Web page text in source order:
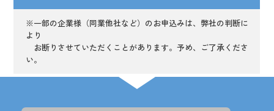
※一部の企業様（同業他社など）のお申込みは、弊社の判断に
より
お断りさせていただくことがあります。予め、ご了承くださ
い。